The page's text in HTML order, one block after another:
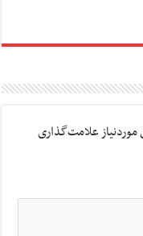
علامت‌گذاری